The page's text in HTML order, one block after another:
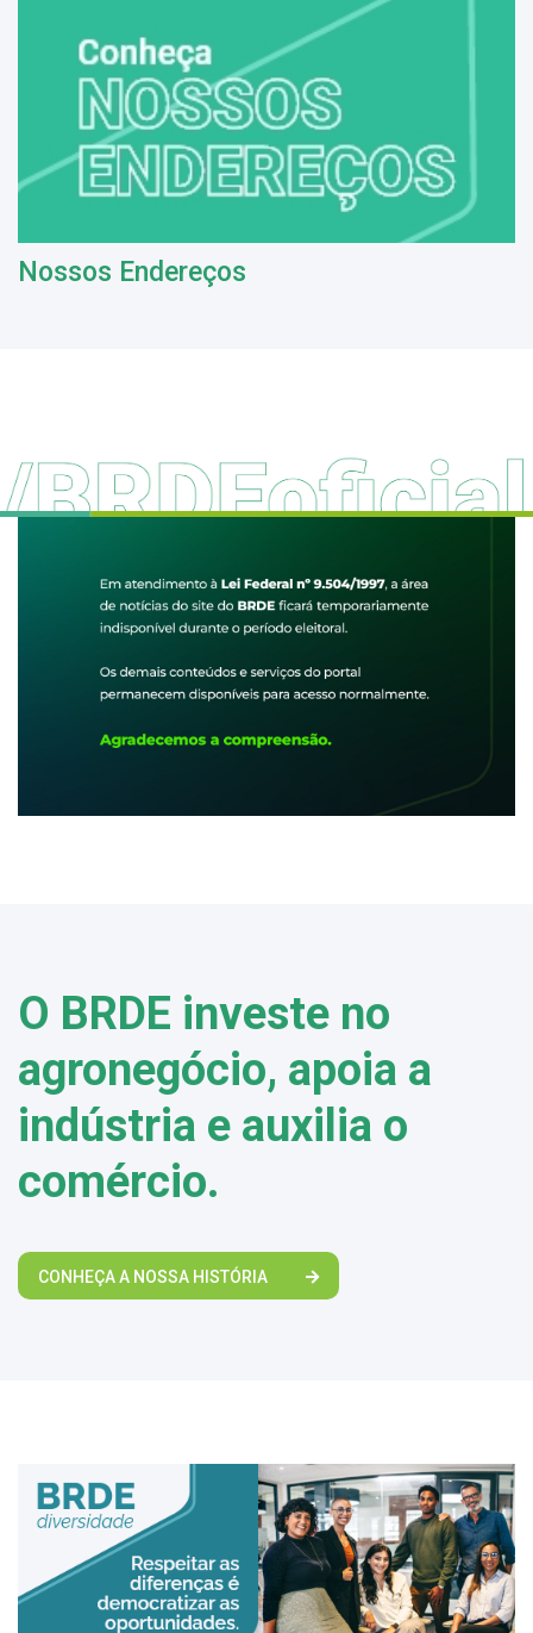
Nossos Endereços
O BRDE investe no
agronegócio, apoia a
indústria e auxilia o
comércio.
CONHEÇA A NOSSA HISTÓRIA